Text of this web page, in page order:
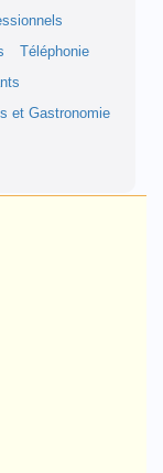
Téléphonie
et Gastronomie